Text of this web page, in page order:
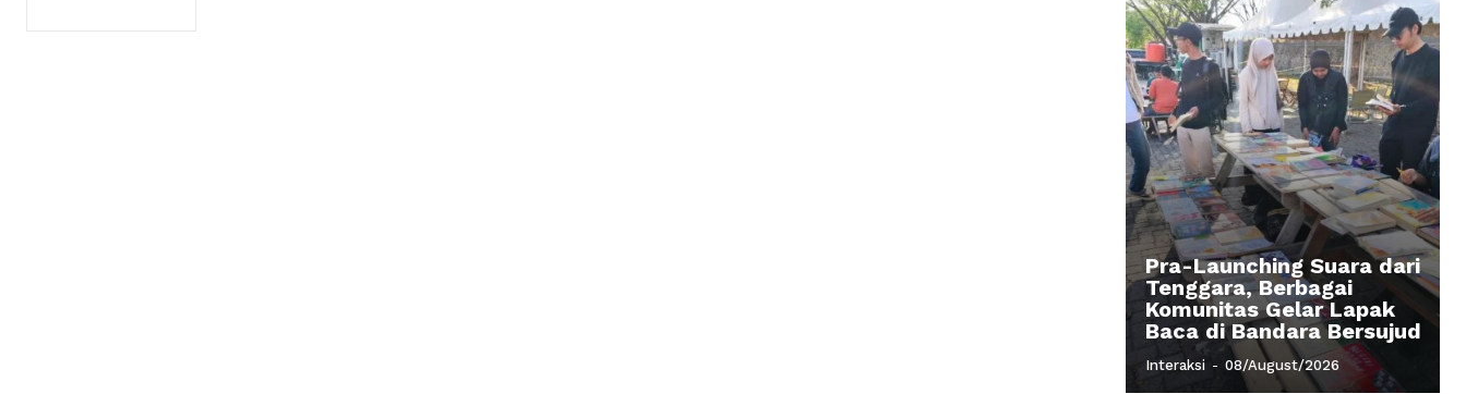
Pra-Launching Suara dari
Tenggara, Berbagai
Komunitas Gelar Lapak
Baca di Bandara Bersujud
Interaksi - 08/August/2026